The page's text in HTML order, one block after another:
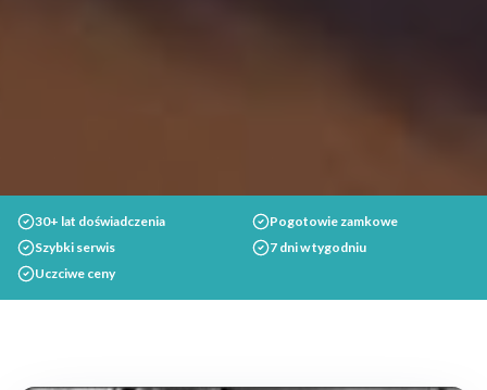
30+ lat doświadczenia
Pogotowie zamkowe
Szybki serwis
7 dni w tygodniu
Uczciwe ceny